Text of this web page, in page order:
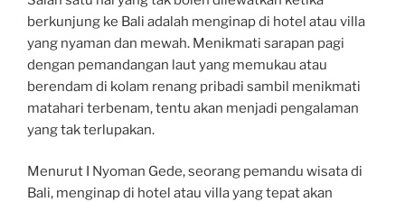
berkunjung ke Bali adalah menginap di hotel atau villa
yang nyaman dan mewah. Menikmati sarapan pagi
dengan pemandangan laut yang memukau atau
berendam di kolam renang pribadi sambil menikmati
matahari terbenam, tentu akan menjadi pengalaman
yang tak terlupakan.
Menurut I Nyoman Gede, seorang pemandu wisata di
Bali, menginap di hotel atau villa yang tepat akan